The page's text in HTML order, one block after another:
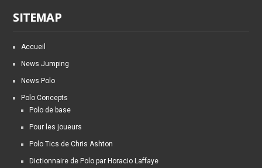
SITEMAP
Accueil
News Jumping
News Polo
Polo Concepts
Polo de base
Pour les joueurs
Polo Tics de Chris Ashton
Dictionnaire de Polo par Horacio Laffaye